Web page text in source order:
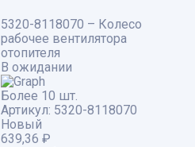
5320-8118070 – Колесо
рабочее вентилятора
отопителя
В ожидании
Более 10 шт.
Артикул: 5320-8118070
Новый
639,36 ₽